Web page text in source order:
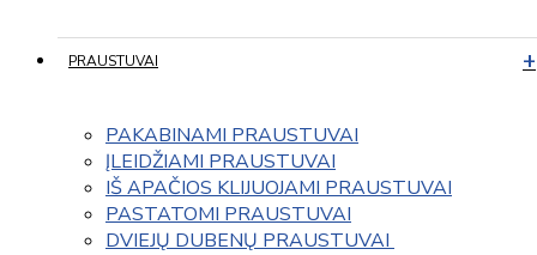
PRAUSTUVAI
PAKABINAMI PRAUSTUVAI
ĮLEIDŽIAMI PRAUSTUVAI
IŠ APAČIOS KLIJUOJAMI PRAUSTUVAI
PASTATOMI PRAUSTUVAI
DVIEJŲ DUBENŲ PRAUSTUVAI